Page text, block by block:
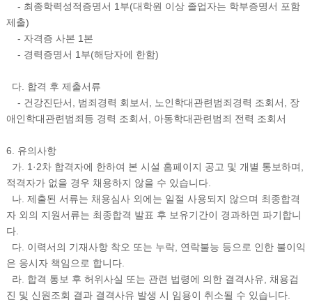
- 최종학력성적증명서 1부(대학원 이상 졸업자는 학부증명서 포함
제출)
- 자격증 사본 1본
- 경력증명서 1부(해당자에 한함)
다. 합격 후 제출서류
- 건강진단서, 범죄경력 회보서, 노인학대관련범죄경력 조회서, 장
애인학대관련범죄등 경력 조회서, 아동학대관련범죄 전력 조회서
6. 유의사항
가. 1·2차 합격자에 한하여 본 시설 홈페이지 공고 및 개별 통보하며,
적격자가 없을 경우 채용하지 않을 수 있습니다.
나. 제출된 서류는 채용심사 외에는 일절 사용되지 않으며 최종합격
자 외의 지원서류는 최종합격 발표 후 보유기간이 경과하면 파기합니
다.
다. 이력서의 기재사항 착오 또는 누락, 연락불능 등으로 인한 불이익
은 응시자 책임으로 합니다.
라. 합격 통보 후 허위사실 또는 관련 법령에 의한 결격사유, 채용검
진 및 신원조회 결과 결격사유 발생 시 임용이 취소될 수 있습니다.